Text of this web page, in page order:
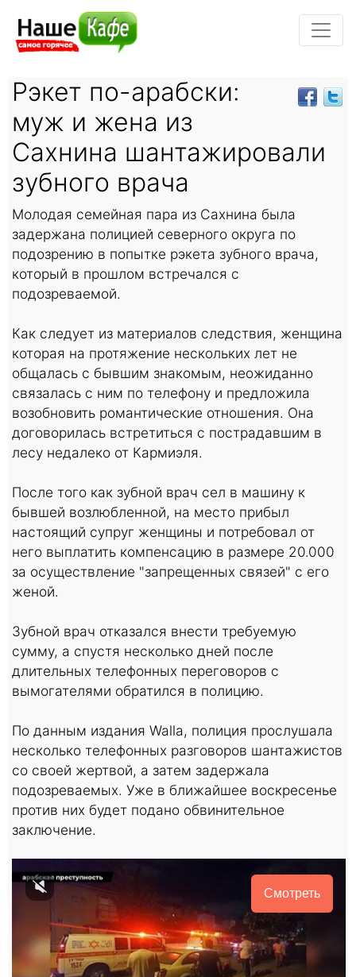
Рэкет по-арабски:
муж и жена из
Сахнина шантажировали
зубного врача
Молодая семейная пара из Сахнина была
задержана полицией северного округа по
подозрению в попытке рэкета зубного врача,
который в прошлом встречался с
подозреваемой.
Как следует из материалов следствия, женщина
которая на протяжение нескольких лет не
общалась с бывшим знакомым, неожиданно
связалась с ним по телефону и предложила
возобновить романтические отношения. Она
договорилась встретиться с пострадавшим в
лесу недалеко от Кармиэля.
После того как зубной врач сел в машину к
бывшей возлюбленной, на место прибыл
настоящий супруг женщины и потребовал от
него выплатить компенсацию в размере 20.000
за осуществление "запрещенных связей" с его
женой.
Зубной врач отказался внести требуемую
сумму, а спустя несколько дней после
длительных телефонных переговоров с
вымогателями обратился в полицию.
По данным издания Walla, полиция прослушала
несколько телефонных разговоров шантажистов
со своей жертвой, а затем задержала
подозреваемых. Уже в ближайшее воскресенье
против них будет подано обвинительное
заключение.
Смотреть